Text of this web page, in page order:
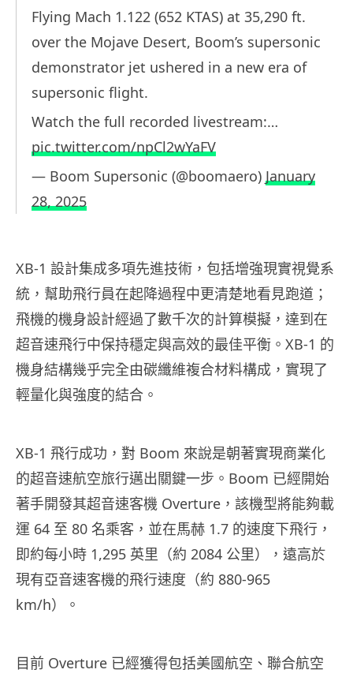
Flying Mach 1.122 (652 KTAS) at 35,290 ft.
over the Mojave Desert, Boom’s supersonic
demonstrator jet ushered in a new era of
supersonic flight.
Watch the full recorded livestream:…
pic.twitter.com/npCl2wYaFV
— Boom Supersonic (@boomaero) January
28, 2025
XB-1 設計集成多項先進技術，包括增強現實視覺系
統，幫助飛行員在起降過程中更清楚地看見跑道；
飛機的機身設計經過了數千次的計算模擬，達到在
超音速飛行中保持穩定與高效的最佳平衡。XB-1 的
機身結構幾乎完全由碳纖維複合材料構成，實現了
輕量化與強度的結合。
XB-1 飛行成功，對 Boom 來說是朝著實現商業化
的超音速航空旅行邁出關鍵一步。Boom 已經開始
著手開發其超音速客機 Overture，該機型將能夠載
運 64 至 80 名乘客，並在馬赫 1.7 的速度下飛行，
即約每小時 1,295 英里（約 2084 公里），遠高於
現有亞音速客機的飛行速度（約 880-965
km/h）。
目前 Overture 已經獲得包括美國航空、聯合航空